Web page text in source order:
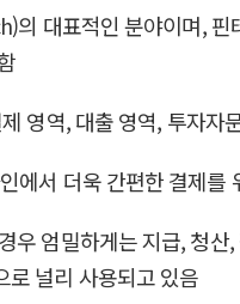
의 대표적인 분야이며,
영역, 대출 영역, 투자자
에서 더욱 간편한 결제
우 엄밀하게는 지급, 청
로 널리 사용되고 있음